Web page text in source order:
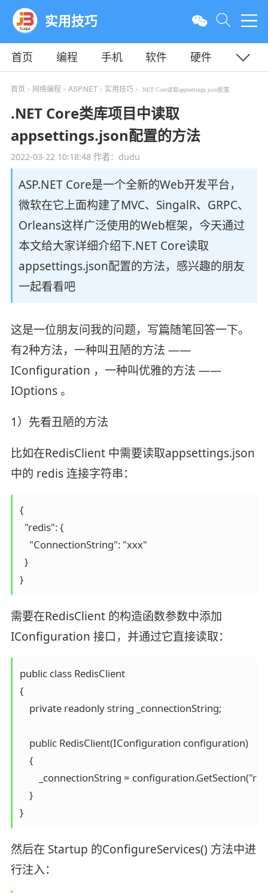
实用技巧
首页 编程 手机 软件
硬件
教程
平面 服务器
首页 > 网络编程 > ASP.NET > 实用技巧 > .NET Core读取appsettings.json配置
.NET Core类库项目中读取
appsettings.json配置的方法
2022-03-22 10:18:48作者：dudu
ASP.NET Core是一个全新的Web开发平台，
微软在它上面构建了MVC、SingalR、GRPC、
Orleans这样广泛使用的Web框架，今天通过
本文给大家详细介绍下.NET Core读取
appsettings.json配置的方法，感兴趣的朋友
一起看看吧
这是一位朋友问我的问题，写篇随笔回答一下。
有2种方法，一种叫丑陋的方法 ——
IConfiguration ，一种叫优雅的方法 ——
IOptions 。
1）先看丑陋的方法
比如在RedisClient 中需要读取appsettings.json
中的 redis 连接字符串：
{
  "redis": {
    "ConnectionString": "xxx"
  }
}
需要在RedisClient 的构造函数参数中添加
IConfiguration 接口，并通过它直接读取：
public class RedisClient
{
    private readonly string _connectionString;
    public RedisClient(IConfiguration configuration)
    {
_connectionString =
    }
}
然后在 Startup 的ConfigureServices() 方法中进
行注入：